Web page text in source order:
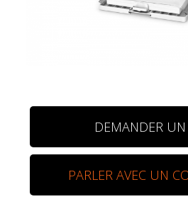
DEMANDER UN
PARLER AVEC UN